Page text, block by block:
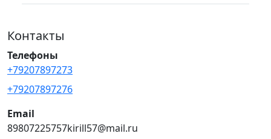
Контакты
Телефоны
+79207897273
+79207897276
Email
89807225757kirill57@mail.ru